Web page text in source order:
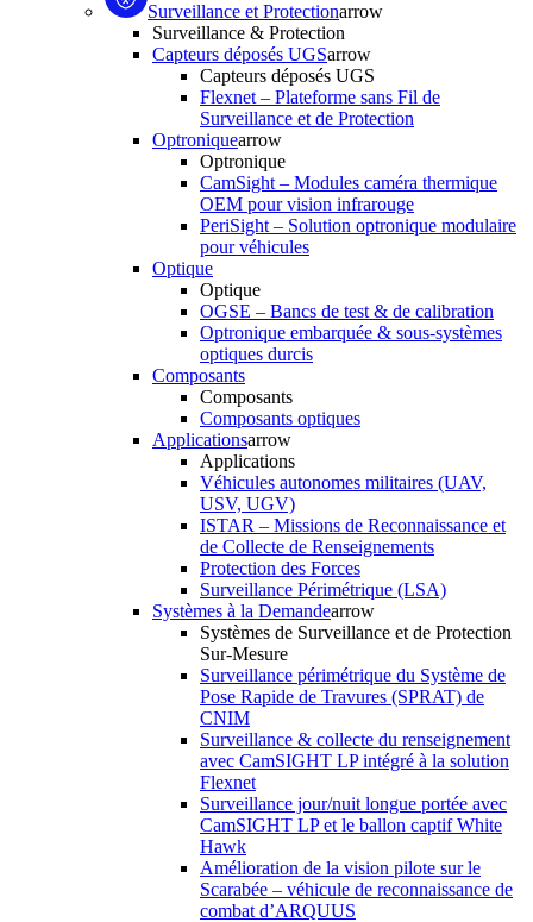
Surveillance et Protectionarrow
Surveillance & Protection
Capteurs déposés UGSarrow
Capteurs déposés UGS
Flexnet – Plateforme sans Fil de
Surveillance et de Protection
Optroniquearrow
Optronique
CamSight – Modules caméra thermique
OEM pour vision infrarouge
PeriSight – Solution optronique modulaire
pour véhicules
Optique
Optique
OGSE – Bancs de test & de calibration
Optronique embarquée & sous-systèmes
optiques durcis
Composants
Composants
Composants optiques
Applicationsarrow
Applications
Véhicules autonomes militaires (UAV,
USV, UGV)
ISTAR – Missions de Reconnaissance et
de Collecte de Renseignements
Protection des Forces
Surveillance Périmétrique (LSA)
Systèmes à la Demandearrow
Systèmes de Surveillance et de Protection
Sur-Mesure
Surveillance périmétrique du Système de
Pose Rapide de Travures (SPRAT) de
CNIM
Surveillance & collecte du renseignement
avec CamSIGHT LP intégré à la solution
Flexnet
Surveillance jour/nuit longue portée avec
CamSIGHT LP et le ballon captif White
Hawk
Amélioration de la vision pilote sur le
Scarabée – véhicule de reconnaissance de
combat d’ARQUUS